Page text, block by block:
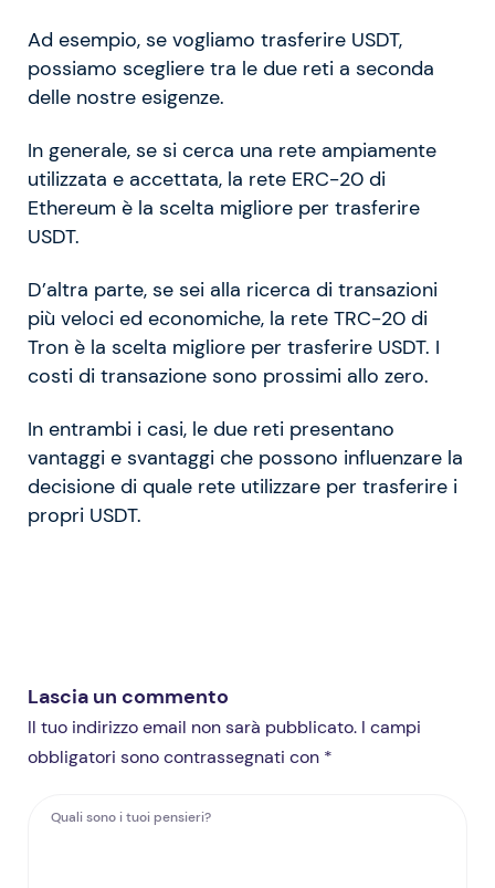
Ad esempio, se vogliamo trasferire USDT,
possiamo scegliere tra le due reti a seconda
delle nostre esigenze.
In generale, se si cerca una rete ampiamente
utilizzata e accettata, la rete ERC-20 di
Ethereum è la scelta migliore per trasferire
USDT.
D’altra parte, se sei alla ricerca di transazioni
più veloci ed economiche, la rete TRC-20 di
Tron è la scelta migliore per trasferire USDT. I
costi di transazione sono prossimi allo zero.
In entrambi i casi, le due reti presentano
vantaggi e svantaggi che possono influenzare la
decisione di quale rete utilizzare per trasferire i
propri USDT.
Lascia un commento
Il tuo indirizzo email non sarà pubblicato. I campi
obbligatori sono contrassegnati con *